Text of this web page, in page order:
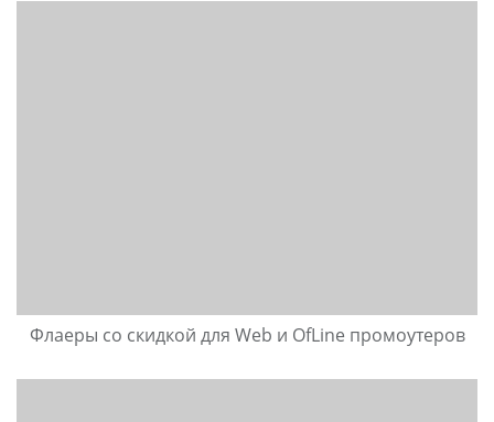
Флаеры со скидкой для Web и OfLine промоутеров